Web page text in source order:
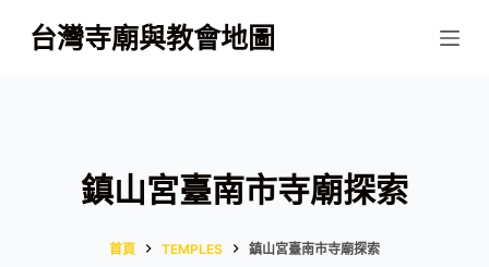
跳
至
台灣寺廟與教會地圖
鎮山宮臺南市寺廟探索
首頁 TEMPLES 鎮山宮臺南市寺廟探索